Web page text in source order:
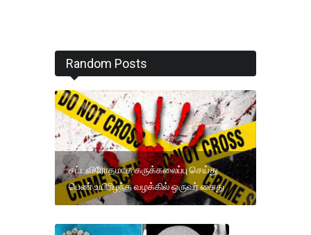
Random Posts
சட்டவிரோதமாக கருக்கலைப்பு செய்து
பெண் உயிரிழந்த வழக்கில் ஒருவர் கைது